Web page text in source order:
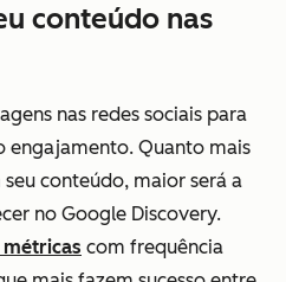
conteúdo nas
nas redes sociais para
engajamento. Quanto mais
conteúdo, maior será a
no Google Discovery.
métricas com frequência